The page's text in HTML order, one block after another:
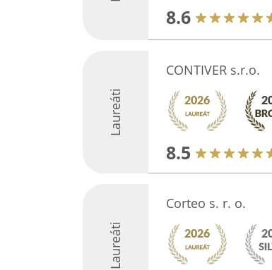
8.6
Laureáti
CONTIVER s.r.o.
8.5
Laureáti
Corteo s. r. o.